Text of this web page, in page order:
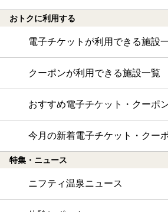
おトクに利用する
電子チケットが利用できる施設
クーポンが利用できる施設一覧
おすすめ電子チケット・クーポ
今月の新着電子チケット・クー
特集・ニュース
ニフティ温泉ニュース